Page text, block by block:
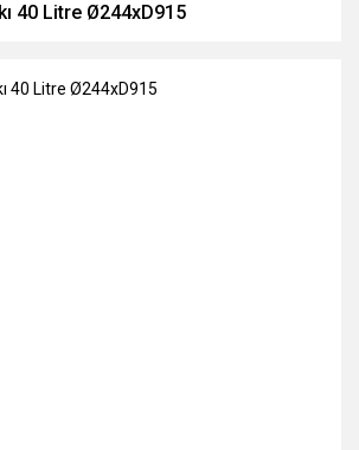
40 Litre Ø244xD915